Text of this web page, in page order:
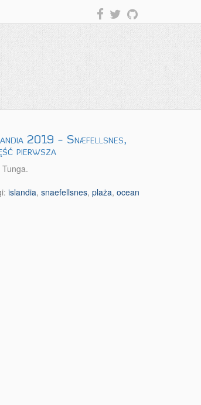
2019 - Snæfellsnes,
pierwsza
Tunga.
islandia, snaefellsnes, plaża, ocean